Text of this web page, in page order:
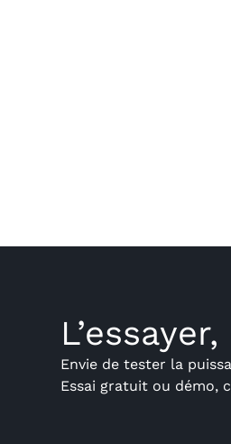
Envie de tester la
Essai gratuit ou démo,